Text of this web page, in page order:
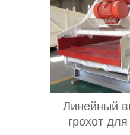
Линейный
грохот